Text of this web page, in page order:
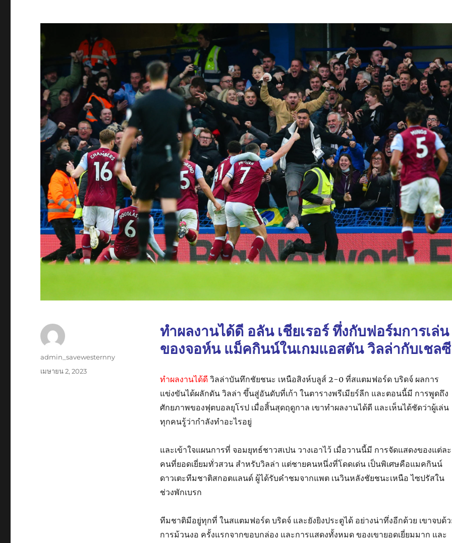
ทำผลงานได้ดี อลัน เชียเรอร์ ทึ่งกับฟอร์มการเล่น
ของจอห์น แม็คกินน์ในเกมแอสตัน วิลล่ากับเชลซี
ทำผลงานได้ดีวิลล่าบันทึกชัยชนะ เหนือสิงห์บลูส์ 2-0 ที่สแตมฟอร์ด บริดจ์ ผลการ
แข่งขันได้ผลักดัน วิลล่า ขึ้นสู่อันดับที่เก้า ในตารางพรีเมียร์ลีก และตอนนี้มี การพูดถึง
ศักยภาพของฟุตบอลยุโรป เมื่อสิ้นสุดฤดูกาล เขาทำผลงานได้ดี และเห็นได้ชัดว่าผู้เล่น
ทุกคนรู้ว่ากำลังทำอะไรอยู่
และเข้าใจแผนการที่ จอมยุทธ์ชาวสเปน วางเอาไว้ เมื่อวานนี้มี การจัดแสดงของแต่ละ
คนที่ยอดเยี่ยมทั่วสวน สำหรับวิลล่า แต่ชายคนหนึ่งที่โดดเด่น เป็นพิเศษคือแมคกินน์
ดาวเตะทีมชาติสกอตแลนด์ ผู้ได้รับคำชมจากแพต เนวินหลังชัยชนะเหนือ ไซปรัสใน
ช่วงพักเบรก
ทีมชาติมีอยู่ทุกที่ ในสแตมฟอร์ด บริดจ์ และยังยิงประตูได้ อย่างน่าทึ่งอีกด้วย เขาจบด้
การม้วนงอ ครั้งแรกจากขอบกล่อง และการแสดงทั้งหมด ของเขายอดเยี่ยมมาก และ
ผู้
admin_savewesternny
เขียน
เมษายน 2, 2023